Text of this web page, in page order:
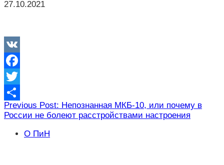
27.10.2021
VK
Facebook
Twitter
Отправить
Навигация
по
записям
Previous Post: Непознанная МКБ-10, или почему в
России не болеют расстройствами настроения
О ПиН